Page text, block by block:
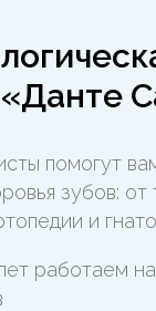
«Данте
помогут
зубов: от
и
работаем